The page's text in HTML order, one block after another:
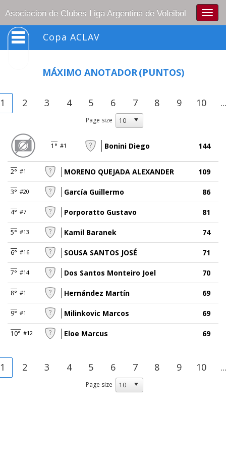
Asociacion de Clubes Liga Argentina de Voleibol
Copa ACLAV
MÁXIMO ANOTADOR(PUNTOS)
1 2 3 4 5 6 7 8 9 10 ...
Page size
1° #1 Bonini Diego 144
2° #1 MORENO QUEJADA ALEXANDER 109
3° #20 García Guillermo 86
4° #7 Porporatto Gustavo 81
5° #13 Kamil Baranek 74
6° #16 SOUSA SANTOS JOSÉ 71
7° #14 Dos Santos Monteiro Joel 70
8° #1 Hernández Martín 69
9° #1 Milinkovic Marcos 69
10° #12 Eloe Marcus 69
1 2 3 4 5 6 7 8 9 10 ...
Page size